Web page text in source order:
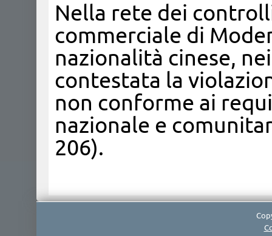
Nella rete dei
commerciale di
nazionalità cinese,
contestata la
non conforme ai
nazionale e
206).